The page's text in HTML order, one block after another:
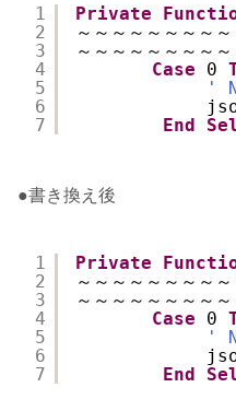
1
2
3
4
5
6
7
Private
～～～～～～～～
～～～～～～～～
Case
0
'
End
●書き換え後
1
2
3
4
5
6
7
Private
～～～～～～～～
～～～～～～～～
Case
0
'
End